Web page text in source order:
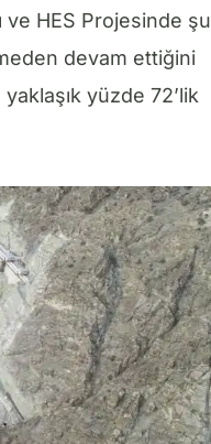
ve HES Projesinde şu
devam ettiğini
yüzde 72’lik